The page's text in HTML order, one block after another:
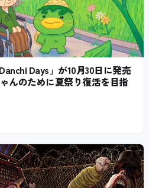
Days」が10月30日に発売
んのために夏祭り復活を目指